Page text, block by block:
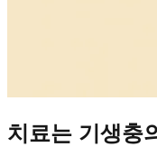
치료는 기생충